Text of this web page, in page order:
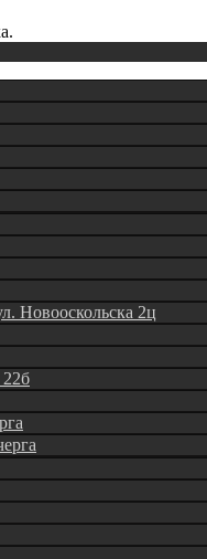
Новооскольска 2ц